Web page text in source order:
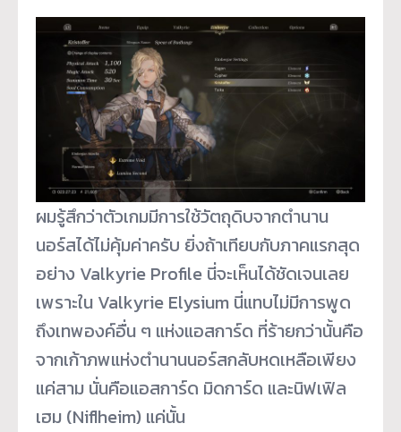
ผมรู้สึกว่าตัวเกมมีการใช้วัตถุดิบจากตำนาน
นอร์สได้ไม่คุ้มค่าครับ ยิ่งถ้าเทียบกับภาคแรกสุด
อย่าง Valkyrie Profile นี่จะเห็นได้ชัดเจนเลย
เพราะใน Valkyrie Elysium นี่แทบไม่มีการพูด
ถึงเทพองค์อื่น ๆ แห่งแอสการ์ด ที่ร้ายกว่านั้นคือ
จากเก้าภพแห่งตำนานนอร์สกลับหดเหลือเพียง
แค่สาม นั่นคือแอสการ์ด มิดการ์ด และนิฟเฟิล
เฮม (Niflheim) แค่นั้น